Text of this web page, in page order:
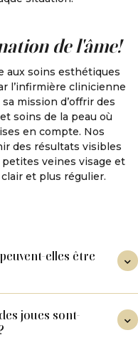
de l'âme!
aux soins esthétiques
l’infirmière clinicienne
mission d’offrir des
soins de la peau où
en compte. Nos
des résultats visibles
veines visage et
et plus régulier.
elles être

grâce à un
à chaque patient.
joues sont-
